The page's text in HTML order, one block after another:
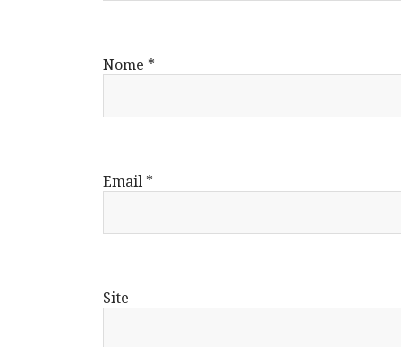
Nome *
Email *
Site